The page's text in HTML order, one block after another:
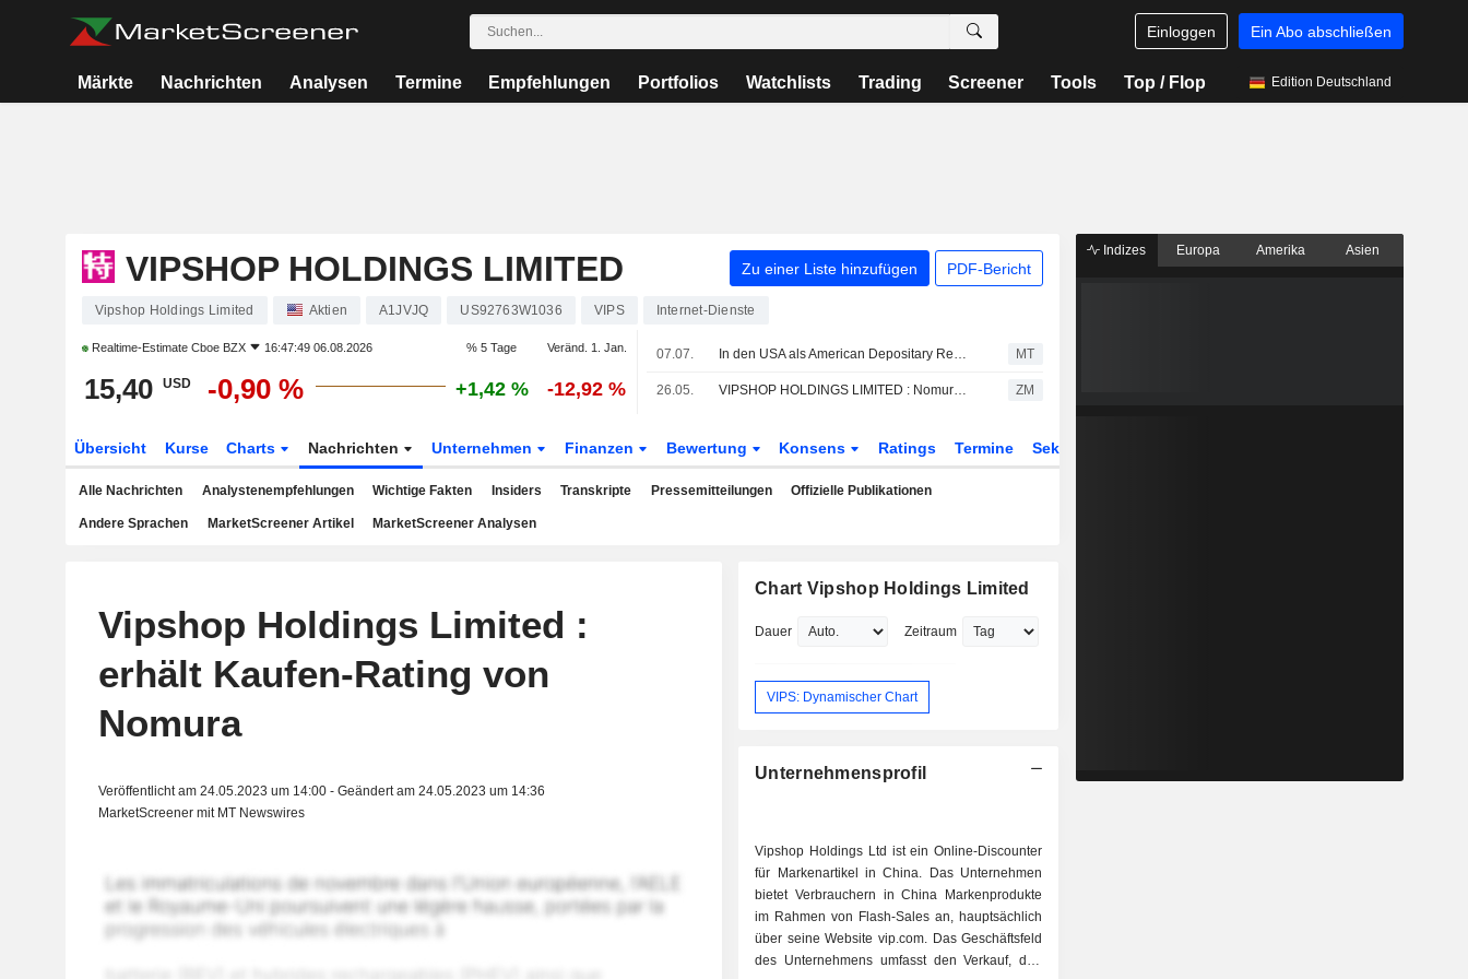
Einloggen Ein Abo abschließen
Märkte Nachrichten Analysen Termine Empfehlungen Portfolios Watchlists Trading Screener Tools Top / Flop Edition Deutschland
VIPSHOP HOLDINGS LIMITED Zu einer Liste hinzufügen PDF-Bericht
Vipshop Holdings Limited Aktien A1JVJQ US92763W1036 VIPS Internet-Dienste
Realtime-Estimate Cboe BZX 16:47:49 06.08.2026 % 5 Tage Veränd. 1. Jan.
15,40 USD -0,90 % +1,42 % -12,92 %
07.07. In den USA als American Depositary Receipts gehandelte asiatische Aktien brechen am Dienstag im Handel deutlich ein MT
26.05. VIPSHOP HOLDINGS LIMITED : Nomura bleibt bei seiner Kaufempfehlung ZM
Übersicht Kurse Charts Nachrichten Unternehmen Finanzen Bewertung Konsens Ratings Termine Sektor
Alle Nachrichten Analystenempfehlungen Wichtige Fakten Insiders Transkripte Pressemitteilungen Offizielle Publikationen
Andere Sprachen MarketScreener Artikel MarketScreener Analysen
Vipshop Holdings Limited :
erhält Kaufen-Rating von
Nomura
Veröffentlicht am 24.05.2023 um 14:00 - Geändert am 24.05.2023 um 14:36
MarketScreener mit MT Newswires
Chart Vipshop Holdings Limited
Dauer Zeitraum
VIPS: Dynamischer Chart
Unternehmensprofil
Vipshop Holdings Ltd ist ein Online-Discounter
für Markenartikel in China. Das Unternehmen
bietet Verbrauchern in China Markenprodukte
im Rahmen von Flash-Sales an, hauptsächlich
über seine Website vip.com. Das Geschäftsfeld
des Unternehmens umfasst den Verkauf, den
Indizes Europa Amerika Asien